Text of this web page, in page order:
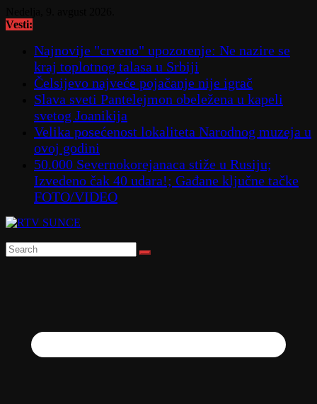
to
Vesti:
Najnovije "crveno" upozorenje: Ne nazire se
kraj toplotnog talasa u Srbiji
Čelsijevo najveće pojačanje nije igrač
Slava sveti Pantelejmon obeležena u kapeli
svetog Joanikija
Velika posećenost lokaliteta Narodnog muzeja u
ovoj godini
50.000 Severnokorejanaca stiže u Rusiju;
Izvedeno čak 40 udara!; Gađane ključne tačke
FOTO/VIDEO